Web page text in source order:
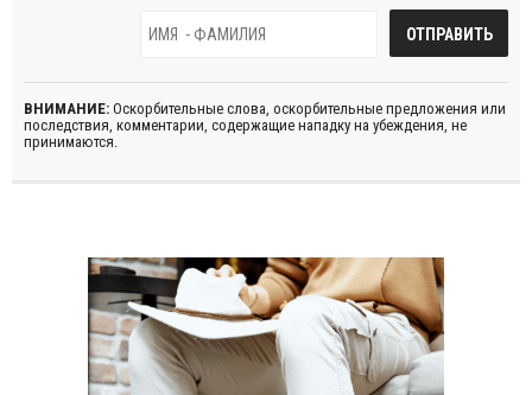
ВНИМАНИЕ: Оскорбительные слова, оскорбительные предложения или
последствия, комментарии, содержащие нападку на убеждения, не
принимаются.